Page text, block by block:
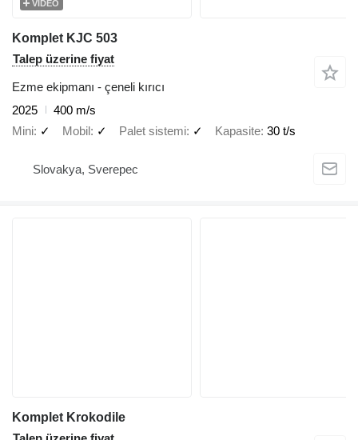
VIDEO
Komplet KJC 503
Talep üzerine fiyat
Ezme ekipmanı - çeneli kırıcı
2025
400 m/s
Mini ✓ Mobil ✓ Palet sistemi ✓ Kapasite 30 t/s
Slovakya, Sverepec
Komplet Krokodile